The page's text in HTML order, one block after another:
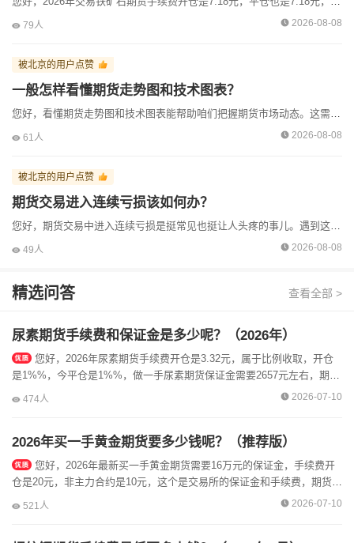
期货周经理收到了来自[北京]用户的【电话咨询】
79人 2026-08-08
被北京的用户点赞
一般怎样看懂期货走势图和技术图表？
您好，看懂期货走势图和技术图表能帮助咱们把握期货市场动态。这需要了解一些基础方法和指标，下面我给您详细说说。一、认识基本图表类型期货常见的图表有K线图、折线图等。K线图能直观反映价格的开盘、收盘...
61人 2026-08-08
被北京的用户点赞
期货交易进入连续亏损该如何办？
您好，期货交易中进入连续亏损是挺常见也挺让人头疼的事儿。遇到这种情况别慌，得冷静处理，不然一冲动后面可能亏得更多。一、调整心态做期货心态很关键，连续亏损时，人容易急躁和盲目。就像开车迷路了，越着...
49人 2026-08-08
精选问答 查看全部 >
尿素期货手续费和保证金是多少呢？（2026年）
是1%%，今平仓是1%%，做一手尿素期货保证金需要2657元左右，期货
公司会在基础上加收一部分，加收的是可以进行降低手续费，可以...
474人 2026-07-10
2026年买一手黄金期货要多少钱呢？（推荐版）
仓是20元，非主力合约是10元，这个是交易所的保证金和手续费，期货公
司加收的是可以降低的，可以加微信，直接安排低保证金和手续费开户...
521人 2026-07-10